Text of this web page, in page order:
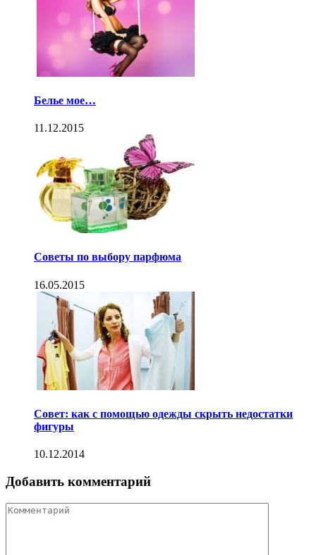
Белье мое…
11.12.2015
Советы по выбору парфюма
16.05.2015
Совет: как с помощью одежды скрыть недостатки
фигуры
10.12.2014
Добавить комментарий